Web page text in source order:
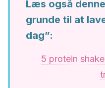
Læs også
grunde til at
dag”:
5 protein